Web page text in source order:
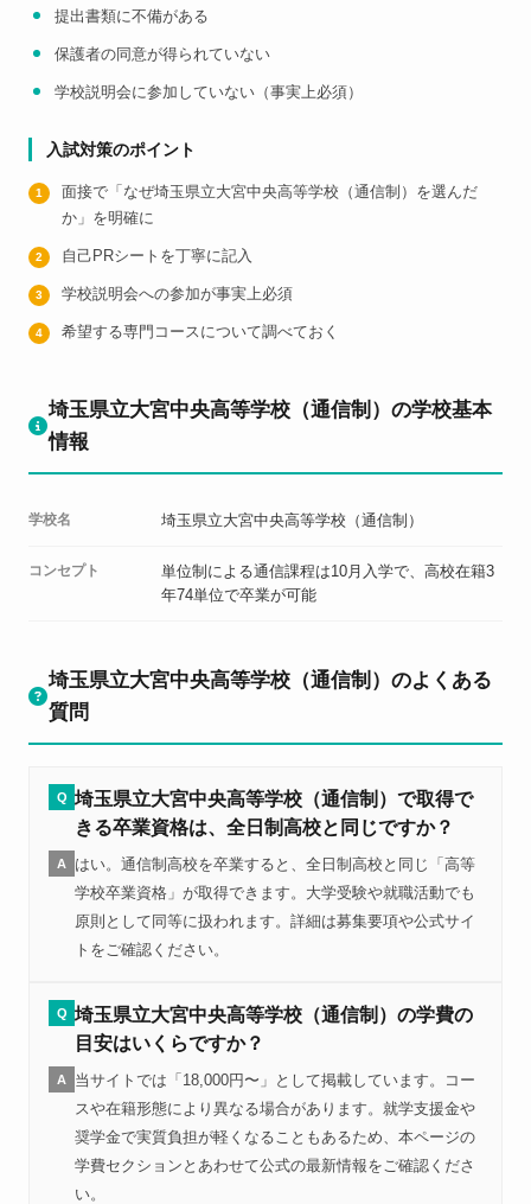
提出書類に不備がある
保護者の同意が得られていない
学校説明会に参加していない（事実上必須）
入試対策のポイント
面接で「なぜ埼玉県立大宮中央高等学校（通信制）を選んだ
か」を明確に
自己PRシートを丁寧に記入
学校説明会への参加が事実上必須
希望する専門コースについて調べておく
埼玉県立大宮中央高等学校（通信制）の学校基本
情報
学校名 埼玉県立大宮中央高等学校（通信制）
コンセプト
単位制による通信課程は10月入学で、高校在籍3
年74単位で卒業が可能
埼玉県立大宮中央高等学校（通信制）のよくある
質問
Q 埼玉県立大宮中央高等学校（通信制）で取得で
きる卒業資格は、全日制高校と同じですか？
A
はい。通信制高校を卒業すると、全日制高校と同じ「高等
学校卒業資格」が取得できます。大学受験や就職活動でも
原則として同等に扱われます。詳細は募集要項や公式サイ
トをご確認ください。
Q 埼玉県立大宮中央高等学校（通信制）の学費の
目安はいくらですか？
A
当サイトでは「18,000円〜」として掲載しています。コー
スや在籍形態により異なる場合があります。就学支援金や
奨学金で実質負担が軽くなることもあるため、本ページの
学費セクションとあわせて公式の最新情報をご確認くださ
い。